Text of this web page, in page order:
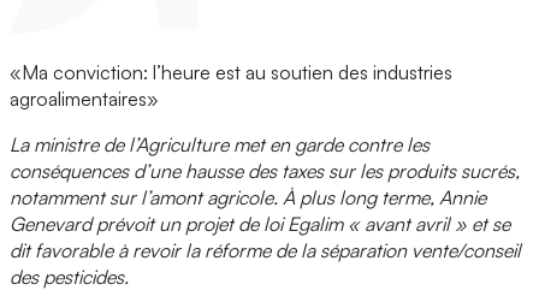
«Ma conviction: l’heure est au soutien des industries
agroalimentaires»
La ministre de l’Agriculture met en garde contre les
conséquences d’une hausse des taxes sur les produits sucrés,
notamment sur l’amont agricole. À plus long terme, Annie
Genevard prévoit un projet de loi Egalim « avant avril » et se
dit favorable à revoir la réforme de la séparation vente/conseil
des pesticides.